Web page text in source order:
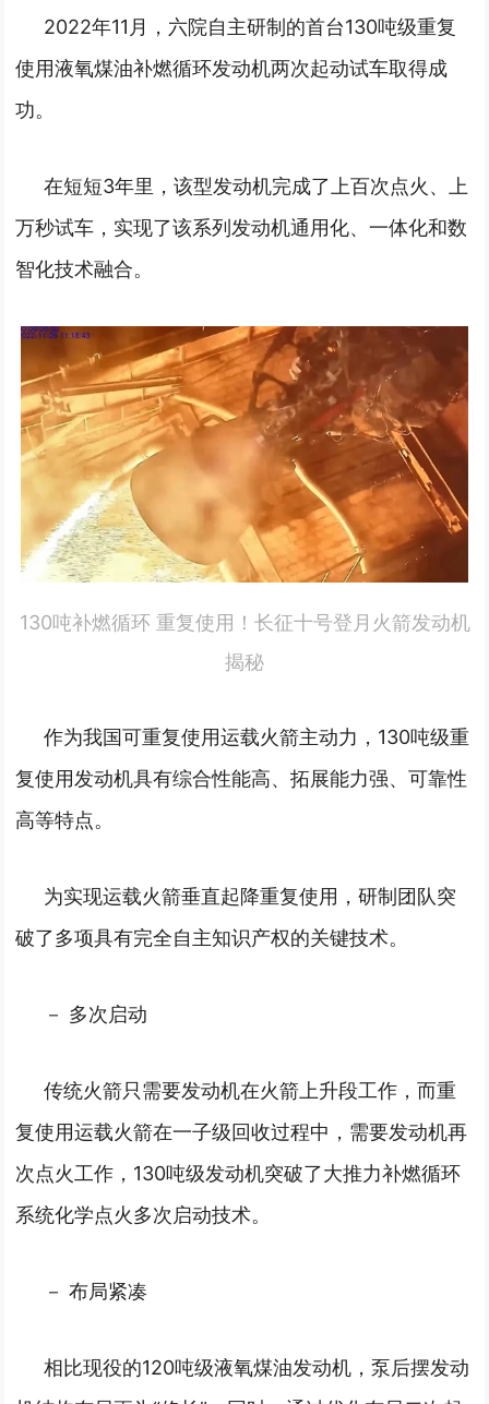
2022年11月，六院自主研制的首台130吨级重复
使用液氧煤油补燃循环发动机两次起动试车取得成
功。
在短短3年里，该型发动机完成了上百次点火、上
万秒试车，实现了该系列发动机通用化、一体化和数
智化技术融合。
130吨补燃循环 重复使用！长征十号登月火箭发动机
揭秘
作为我国可重复使用运载火箭主动力，130吨级重
复使用发动机具有综合性能高、拓展能力强、可靠性
高等特点。
为实现运载火箭垂直起降重复使用，研制团队突
破了多项具有完全自主知识产权的关键技术。
－ 多次启动
传统火箭只需要发动机在火箭上升段工作，而重
复使用运载火箭在一子级回收过程中，需要发动机再
次点火工作，130吨级发动机突破了大推力补燃循环
系统化学点火多次启动技术。
－ 布局紧凑
相比现役的120吨级液氧煤油发动机，泵后摆发动